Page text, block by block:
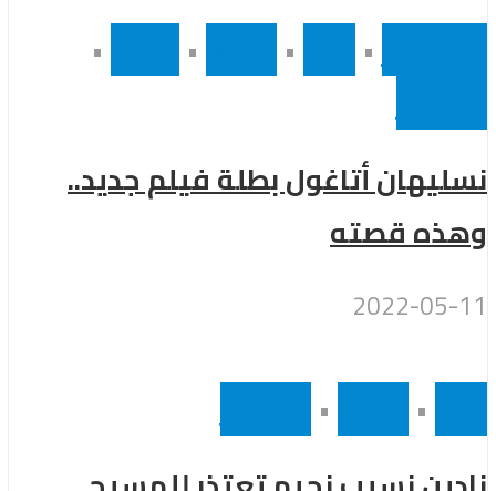
•
•
•
•
نسليهان أتاغول بطلة فيلم جديد..
وهذه قصته
2022-05-11
•
•